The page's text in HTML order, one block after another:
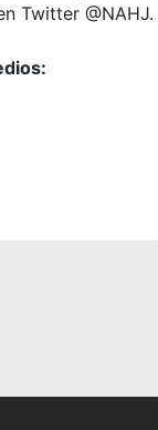
Twitter @NAHJ.